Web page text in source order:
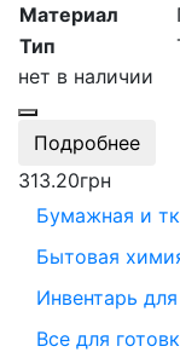
Материал
Тип
нет в наличии
Подробнее
313.20грн
Бумажная и
Бытовая
Инвентарь
Все для